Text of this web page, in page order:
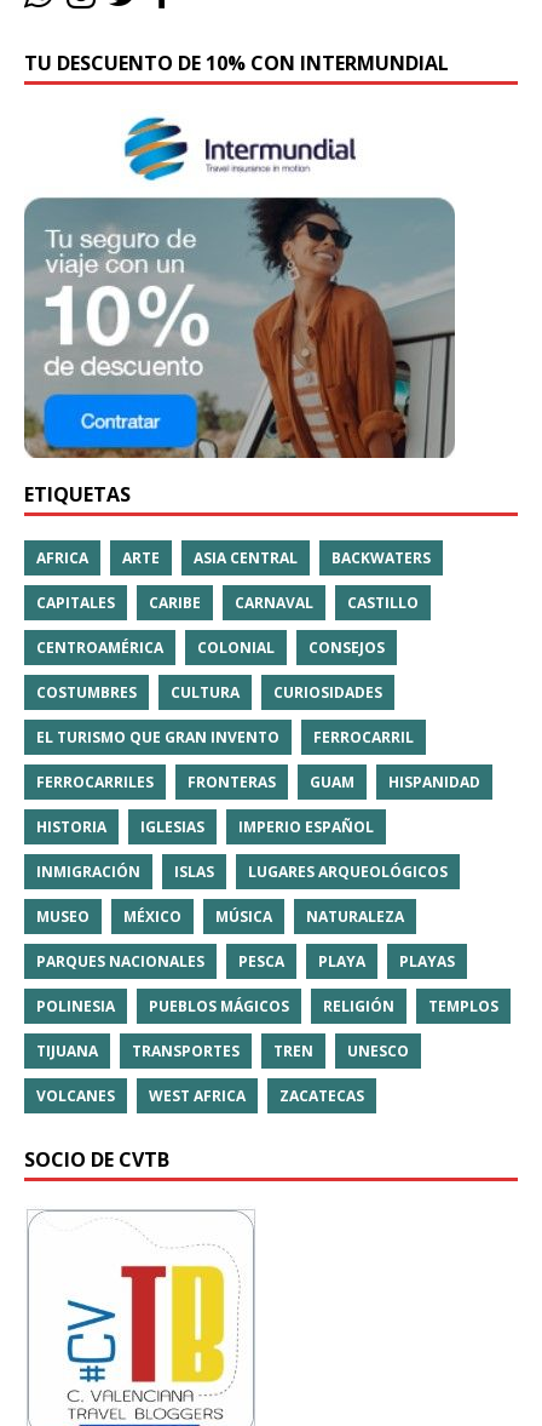
TU DESCUENTO DE 10% CON INTERMUNDIAL
ETIQUETAS
AFRICA ARTE ASIA CENTRAL BACKWATERS
CAPITALES CARIBE CARNAVAL CASTILLO
CENTROAMÉRICA COLONIAL CONSEJOS
COSTUMBRES CULTURA CURIOSIDADES
EL TURISMO QUE GRAN INVENTO FERROCARRIL
FERROCARRILES FRONTERAS GUAM HISPANIDAD
HISTORIA IGLESIAS IMPERIO ESPAÑOL
INMIGRACIÓN ISLAS LUGARES ARQUEOLÓGICOS
MUSEO MÉXICO MÚSICA NATURALEZA
PARQUES NACIONALES PESCA PLAYA PLAYAS
POLINESIA PUEBLOS MÁGICOS RELIGIÓN TEMPLOS
TIJUANA TRANSPORTES TREN UNESCO
VOLCANES WEST AFRICA ZACATECAS
SOCIO DE CVTB